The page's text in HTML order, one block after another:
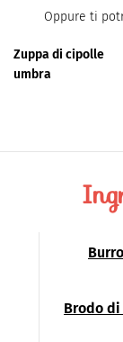
Oppure ti
Zuppa di cipolle
umbra
Burro
Brodo